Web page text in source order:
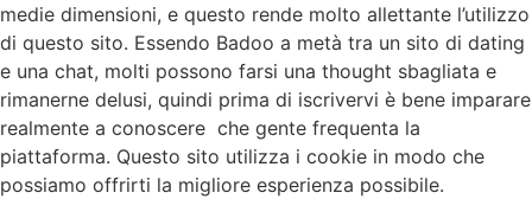
medie dimensioni, e questo rende molto allettante l’utilizzo
di questo sito. Essendo Badoo a metà tra un sito di dating
e una chat, molti possono farsi una thought sbagliata e
rimanerne delusi, quindi prima di iscrivervi è bene imparare
realmente a conoscere che gente frequenta la
piattaforma. Questo sito utilizza i cookie in modo che
possiamo offrirti la migliore esperienza possibile.